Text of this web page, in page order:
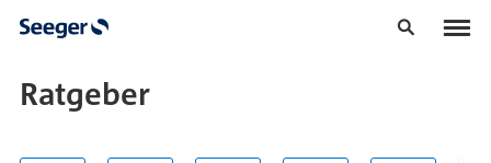
Ratgeber